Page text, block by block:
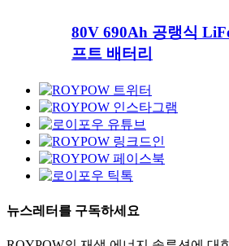
80V 690Ah 공랭식
프트 배터리
뉴스레터를 구독하세요